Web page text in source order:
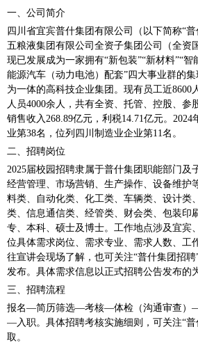
一、公司简介
四川省宜宾普什集团有限公司（以下简称“
五粮液集团有限公司全资子集团公司（全资
现已发展成为一家拥有“新包装”“新材料”“智
能源汽车（动力电池）配套”四大事业群的
为一体的高科技企业集团。现有员工近8600
人员4000余人，共有全资、托管、控股、参
销售收入268.89亿元，利税14.71亿元。
业第38名，位列四川制造业企业第11名。
二、招聘岗位
2025届校园招聘隶属于普什集团职能部门及
经营管理、市场营销、生产操作、设备维护
料类、自动化类、化工类、车辆类、设计类
类、信息通信类、经管类、财会类、包装印
专、本科、硕士及博士。工作地点涉及宜宾
位具体需求岗位、需求专业、需求人数、工
往宣讲会现场了解，也可关注“普什集团招
发布。具体需求信息以正式招聘公告发布的
三、招聘流程
报名—简历筛选—考核—体检（沟通审查）
—入职。具体招聘考核实施细则，可关注“普
取